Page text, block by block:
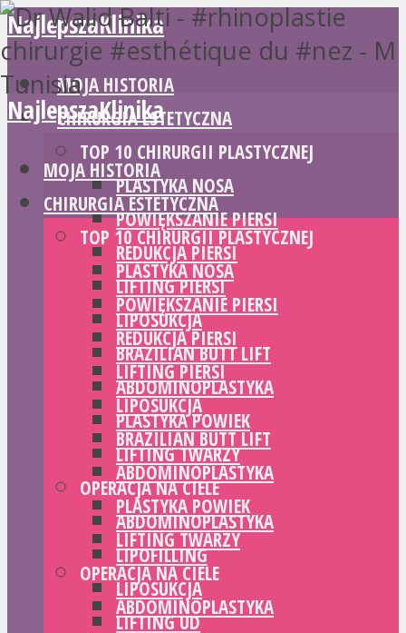
NajlepszaKlinika
MOJA HISTORIA
CHIRURGIA ESTETYCZNA
TOP 10 CHIRURGII PLASTYCZNEJ
PLASTYKA NOSA
POWIĘKSZANIE PIERSI
REDUKCJA PIERSI
LIFTING PIERSI
LIPOSUKCJA
BRAZILIAN BUTT LIFT
ABDOMINOPLASTYKA
PLASTYKA POWIEK
LIFTING TWARZY
OPERACJA NA CIELE
ABDOMINOPLASTYKA
LIPOFILLING
LIPOSUKCJA
LIFTING UD
NajlepszaKlinika
MOJA HISTORIA
CHIRURGIA ESTETYCZNA
TOP 10 CHIRURGII PLASTYCZNEJ
PLASTYKA NOSA
POWIĘKSZANIE PIERSI
REDUKCJA PIERSI
LIFTING PIERSI
LIPOSUKCJA
BRAZILIAN BUTT LIFT
ABDOMINOPLASTYKA
PLASTYKA POWIEK
LIFTING TWARZY
OPERACJA NA CIELE
ABDOMINOPLASTYKA